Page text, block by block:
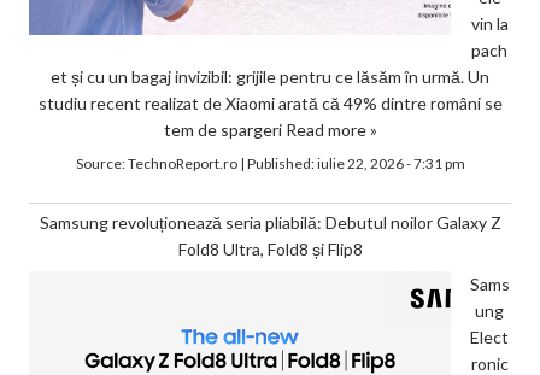
vin la
pach
et și cu un bagaj invizibil: grijile pentru ce lăsăm în urmă. Un
studiu recent realizat de Xiaomi arată că 49% dintre români se
tem de spargeri Read more »
Source:TechnoReport.ro| Published:iulie 22, 2026 - 7:31 pm
Samsung revoluționează seria pliabilă: Debutul noilor Galaxy Z
Fold8 Ultra, Fold8 și Flip8
Sams
ung
Elect
ronic